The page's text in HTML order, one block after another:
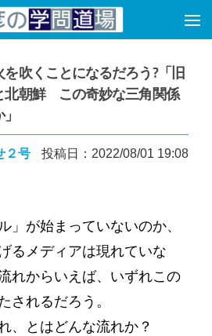
プ
吹くことになるだろう?「旧
北朝鮮 この奇妙な三角関係
２号 投稿日：2022/08/01 19:08
」が始まっていないのか、
るメディアは現れていな
れからいえば、いずれこの
されるだろう。
、とはどんな流れか？